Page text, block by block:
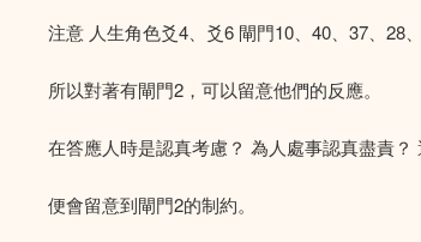
注意 人生角色爻4、爻6 閘門10、40、37、28
所以對著有閘門2，可以留意他們的反應。
在答應人時是認真考慮？ 為人處事認真盡責？
便會留意到閘門2的制約。